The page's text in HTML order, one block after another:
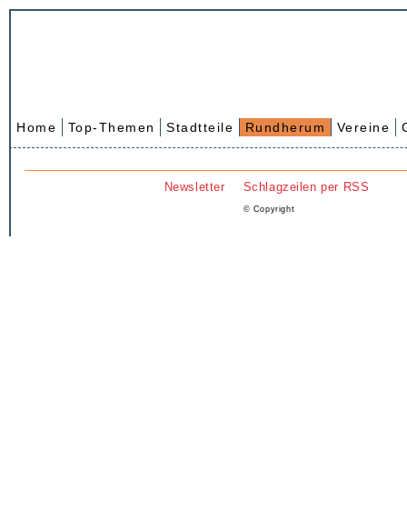
Home Top-Themen Stadtteile Rundherum Vereine
Newsletter Schlagzeilen per RSS
© Copyright